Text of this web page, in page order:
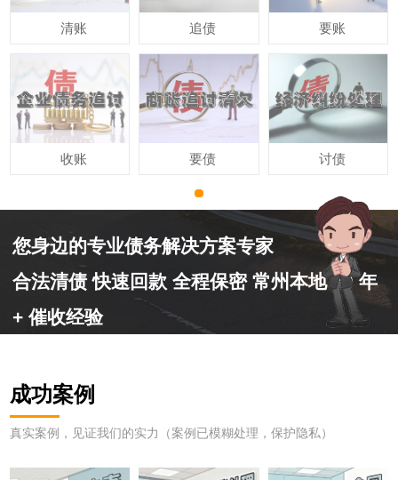
清账
收账
追债
要债
要账
讨债
您身边的专业债务解决方案专家
合法清债 快速回款 全程保密 常州本地 10 年
+ 催收经验
成功案例
真实案例，见证我们的实力（案例已模糊处理，保护隐私）